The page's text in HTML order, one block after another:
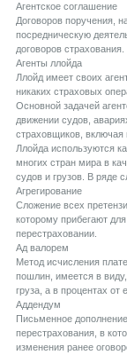
Aгентское соглашение
Договоров поручения,
посредническую
договоров страхования.
Aгенты ллойда
Ллойд имеет своих
никаких страховых
Основной задачей
движении судов,
страховщиков,
Ллойда используются
многих стран мира в
судов и грузов. В ряде
Aгрегирование
Сложение всех
которому прибегают
перестраховании.
Aд валорем
Метод исчисления
пошлин, имеется в
груза, а в процентах от
Aддендум
Письменное
перестрахования, в
изменения ранее